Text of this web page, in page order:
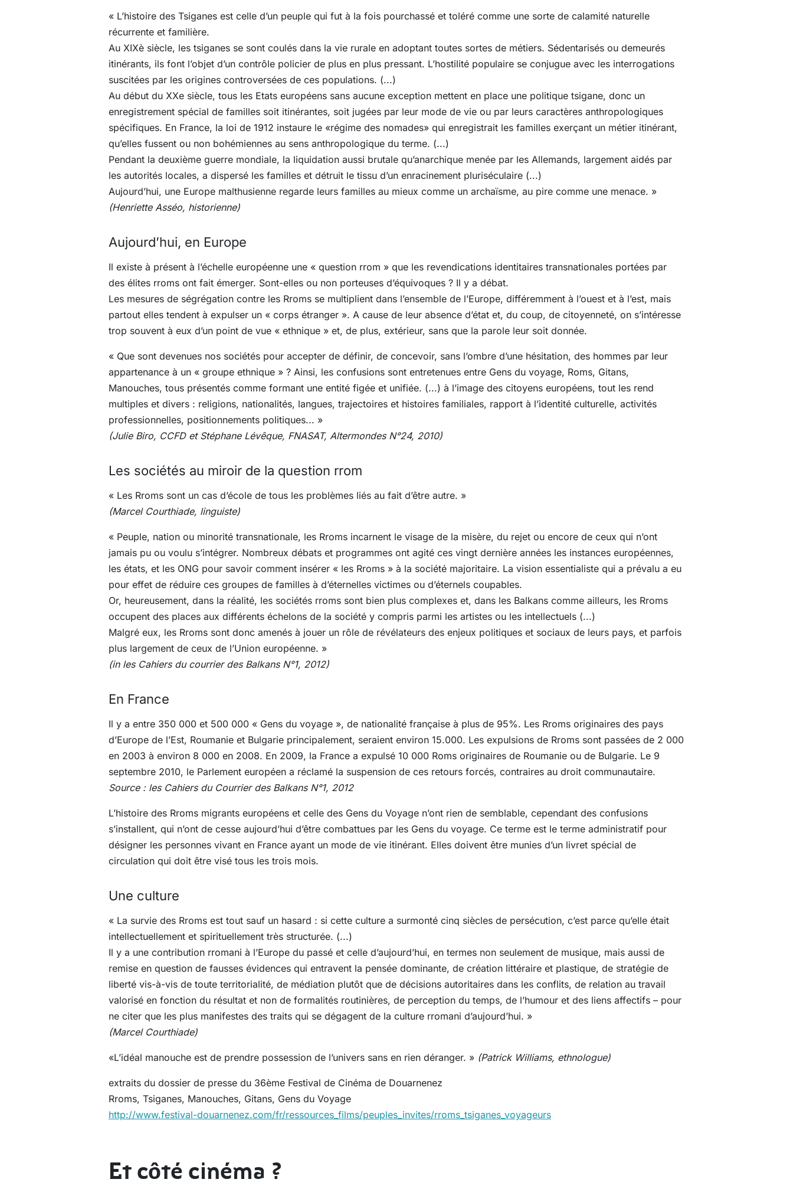
« L’histoire des Tsiganes est celle d’un peuple qui fut à la fois pourchassé et toléré comme une sorte de calamité naturelle
récurrente et familière.
Au XIXè siècle, les tsiganes se sont coulés dans la vie rurale en adoptant toutes sortes de métiers. Sédentarisés ou demeurés
itinérants, ils font l’objet d’un contrôle policier de plus en plus pressant. L’hostilité populaire se conjugue avec les interrogations
suscitées par les origines controversées de ces populations. (...)
Au début du XXe siècle, tous les Etats européens sans aucune exception mettent en place une politique tsigane, donc un
enregistrement spécial de familles soit itinérantes, soit jugées par leur mode de vie ou par leurs caractères anthropologiques
spécifiques. En France, la loi de 1912 instaure le «régime des nomades» qui enregistrait les familles exerçant un métier itinérant,
qu’elles fussent ou non bohémiennes au sens anthropologique du terme. (...)
Pendant la deuxième guerre mondiale, la liquidation aussi brutale qu’anarchique menée par les Allemands, largement aidés par
les autorités locales, a dispersé les familles et détruit le tissu d’un enracinement pluriséculaire (...)
Aujourd’hui, une Europe malthusienne regarde leurs familles au mieux comme un archaïsme, au pire comme une menace. »
(Henriette Asséo, historienne)
Aujourd’hui, en Europe
Il existe à présent à l’échelle européenne une « question rrom » que les revendications identitaires transnationales portées par
des élites rroms ont fait émerger. Sont-elles ou non porteuses d’équivoques ? Il y a débat.
Les mesures de ségrégation contre les Rroms se multiplient dans l’ensemble de l’Europe, différemment à l’ouest et à l’est, mais
partout elles tendent à expulser un « corps étranger ». A cause de leur absence d’état et, du coup, de citoyenneté, on s’intéresse
trop souvent à eux d’un point de vue « ethnique » et, de plus, extérieur, sans que la parole leur soit donnée.
« Que sont devenues nos sociétés pour accepter de définir, de concevoir, sans l’ombre d’une hésitation, des hommes par leur
appartenance à un « groupe ethnique » ? Ainsi, les confusions sont entretenues entre Gens du voyage, Roms, Gitans,
Manouches, tous présentés comme formant une entité figée et unifiée. (...) à l’image des citoyens européens, tout les rend
multiples et divers : religions, nationalités, langues, trajectoires et histoires familiales, rapport à l’identité culturelle, activités
professionnelles, positionnements politiques... »
(Julie Biro, CCFD et Stéphane Lévêque, FNASAT, Altermondes N°24, 2010)
Les sociétés au miroir de la question rrom
« Les Rroms sont un cas d’école de tous les problèmes liés au fait d’être autre. »
(Marcel Courthiade, linguiste)
« Peuple, nation ou minorité transnationale, les Rroms incarnent le visage de la misère, du rejet ou encore de ceux qui n’ont
jamais pu ou voulu s’intégrer. Nombreux débats et programmes ont agité ces vingt dernière années les instances européennes,
les états, et les ONG pour savoir comment insérer « les Rroms » à la société majoritaire. La vision essentialiste qui a prévalu a eu
pour effet de réduire ces groupes de familles à d’éternelles victimes ou d’éternels coupables.
Or, heureusement, dans la réalité, les sociétés rroms sont bien plus complexes et, dans les Balkans comme ailleurs, les Rroms
occupent des places aux différents échelons de la société y compris parmi les artistes ou les intellectuels (...)
Malgré eux, les Rroms sont donc amenés à jouer un rôle de révélateurs des enjeux politiques et sociaux de leurs pays, et parfois
plus largement de ceux de l’Union européenne. »
(in les Cahiers du courrier des Balkans N°1, 2012)
En France
Il y a entre 350 000 et 500 000 « Gens du voyage », de nationalité française à plus de 95%. Les Rroms originaires des pays
d’Europe de l’Est, Roumanie et Bulgarie principalement, seraient environ 15.000. Les expulsions de Rroms sont passées de 2 000
en 2003 à environ 8 000 en 2008. En 2009, la France a expulsé 10 000 Roms originaires de Roumanie ou de Bulgarie. Le 9
septembre 2010, le Parlement européen a réclamé la suspension de ces retours forcés, contraires au droit communautaire.
Source : les Cahiers du Courrier des Balkans N°1, 2012
L’histoire des Rroms migrants européens et celle des Gens du Voyage n’ont rien de semblable, cependant des confusions
s’installent, qui n’ont de cesse aujourd’hui d’être combattues par les Gens du voyage. Ce terme est le terme administratif pour
désigner les personnes vivant en France ayant un mode de vie itinérant. Elles doivent être munies d’un livret spécial de
circulation qui doit être visé tous les trois mois.
Une culture
« La survie des Rroms est tout sauf un hasard : si cette culture a surmonté cinq siècles de persécution, c’est parce qu’elle était
intellectuellement et spirituellement très structurée. (...)
Il y a une contribution rromani à l’Europe du passé et celle d’aujourd’hui, en termes non seulement de musique, mais aussi de
remise en question de fausses évidences qui entravent la pensée dominante, de création littéraire et plastique, de stratégie de
liberté vis-à-vis de toute territorialité, de médiation plutôt que de décisions autoritaires dans les conflits, de relation au travail
valorisé en fonction du résultat et non de formalités routinières, de perception du temps, de l’humour et des liens affectifs – pour
ne citer que les plus manifestes des traits qui se dégagent de la culture rromani d’aujourd’hui. »
(Marcel Courthiade)
«L’idéal manouche est de prendre possession de l’univers sans en rien déranger. » (Patrick Williams, ethnologue)
extraits du dossier de presse du 36ème Festival de Cinéma de Douarnenez
Rroms, Tsiganes, Manouches, Gitans, Gens du Voyage
http://www.festival-douarnenez.com/fr/ressources_films/peuples_invites/rroms_tsiganes_voyageurs
Et côté cinéma ?